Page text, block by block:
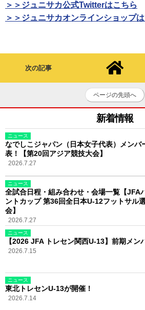
＞＞ジュニサカ公式Twitterはこちら
＞＞ジュニサカオンラインショップ
次の記事
ページの先頭へ
新着情報
ニュース
なでしこジャパン（日本女子代表）メンバ
表！【第20回アジア競技大会】
2026.7.27
ニュース
全試合日程・組み合わせ・会場一覧【JFA
ントカップ 第36回全日本U-12フットサル
会】
2026.7.27
ニュース
【2026 JFA トレセン関西U-13】前期メン
2026.7.15
ニュース
東北トレセンU-13が開催！
2026.7.14